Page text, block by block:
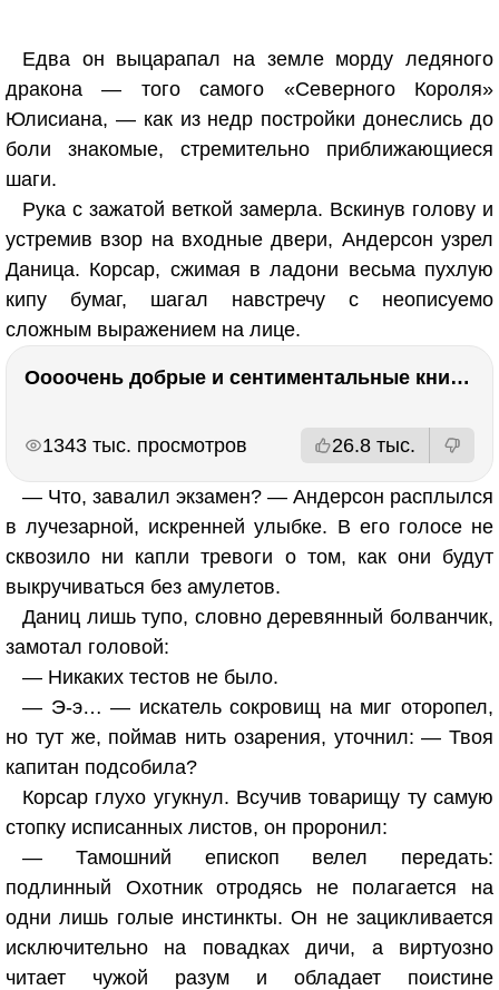
Едва он выцарапал на земле морду ледяного
дракона — того самого «Северного Короля»
Юлисиана, — как из недр постройки донеслись до
боли знакомые, стремительно приближающиеся
шаги.
Рука с зажатой веткой замерла. Вскинув голову и
устремив взор на входные двери, Андерсон узрел
Даница. Корсар, сжимая в ладони весьма пухлую
кипу бумаг, шагал навстречу с неописуемо
сложным выражением на лице.
Оооочень добрые и сентиментальные книги. Бабушка велела кланяться и История Артура Трулава
1343 тыс. просмотров 26.8 тыс.
— Что, завалил экзамен? — Андерсон расплылся
в лучезарной, искренней улыбке. В его голосе не
сквозило ни капли тревоги о том, как они будут
выкручиваться без амулетов.
Даниц лишь тупо, словно деревянный болванчик,
замотал головой:
— Никаких тестов не было.
— Э-э… — искатель сокровищ на миг оторопел,
но тут же, поймав нить озарения, уточнил: — Твоя
капитан подсобила?
Корсар глухо угукнул. Всучив товарищу ту самую
стопку исписанных листов, он проронил:
— Тамошний епископ велел передать:
подлинный Охотник отродясь не полагается на
одни лишь голые инстинкты. Он не зацикливается
исключительно на повадках дичи, а виртуозно
читает чужой разум и обладает поистине